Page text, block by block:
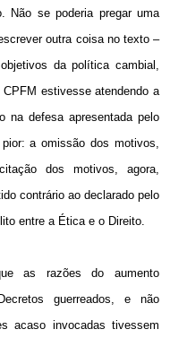
Não se poderia pregar uma
outra coisa no texto –
da política cambial,
estivesse atendendo a
na defesa apresentada pelo
a omissão dos motivos,
dos motivos, agora,
contrário ao declarado pelo
entre a Ética e o Direito.
as razões do aumento
guerreados, e não
acaso invocadas tivessem